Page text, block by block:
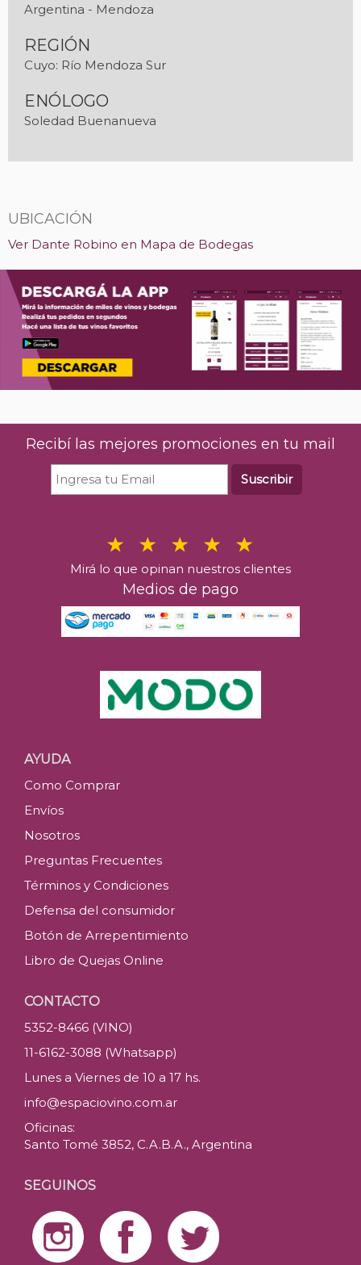
Argentina - Mendoza
REGIÓN
Cuyo: Río Mendoza Sur
ENÓLOGO
Soledad Buenanueva
UBICACIÓN
Ver Dante Robino en Mapa de Bodegas
Recibí las mejores promociones en tu mail
Suscribir
Mirá lo que opinan nuestros clientes
Medios de pago
AYUDA
Como Comprar
Envíos
Nosotros
Preguntas Frecuentes
Términos y Condiciones
Defensa del consumidor
Botón de Arrepentimiento
Libro de Quejas Online
CONTACTO
5352-8466 (VINO)
11-6162-3088 (Whatsapp)
Lunes a Viernes de 10 a 17 hs.
info@espaciovino.com.ar
Oficinas:
Santo Tomé 3852, C.A.B.A., Argentina
SEGUINOS